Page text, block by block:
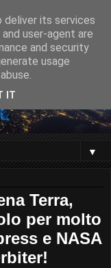
▼
Terra,
per molto
e NASA
deliver its services
user-agent are
and security
usage
IT